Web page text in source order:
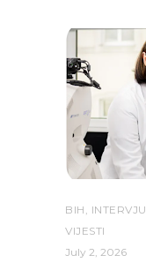
BIH INTERVJU
VIJESTI
July 2, 2026